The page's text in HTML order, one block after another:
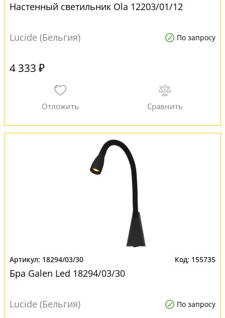
Настенный светильник Ola 12203/01/12
Lucide (Бельгия) По запросу
4 333 ₽
18294/03/30 155735
Бра Galen Led 18294/03/30
Lucide (Бельгия) По запросу